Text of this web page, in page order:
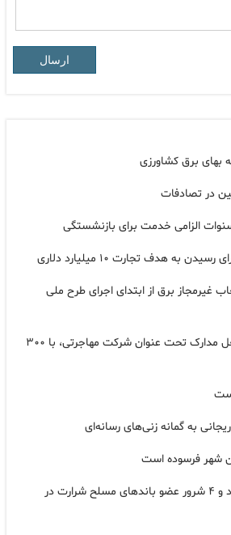
ارسال
بهای برق کشاورزی
الزامی خدمت برای بازنشستگی
به هدف تجارت ۱۰ میلیارد دلاری
هزار انشعاب غیرمجاز برق از ابتدای اجرای طرح ملی
دستگیری باند بزرگ جعل مدارک تحت عنوان شرکت مهاجرتی، با ۳۰۰
به گمانه زنی‌های رسانه‌ای
بازداشت ۲۱ عامل موساد و ۴ شرور عضو باندهای مسلح شرارت در